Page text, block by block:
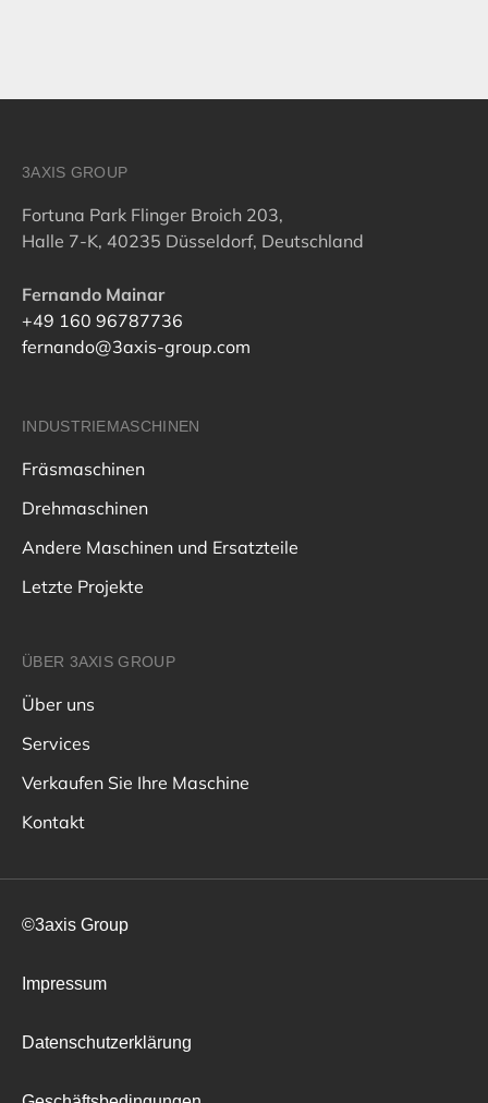
3AXIS GROUP
Fortuna Park Flinger Broich 203,
Halle 7-K, 40235 Düsseldorf, Deutschland
Fernando Mainar
+49 160 96787736
fernando@3axis-group.com
INDUSTRIEMASCHINEN
Fräsmaschinen
Drehmaschinen
Andere Maschinen und Ersatzteile
Letzte Projekte
ÜBER 3AXIS GROUP
Über uns
Services
Verkaufen Sie Ihre Maschine
Kontakt
©3axis Group
Impressum
Datenschutzerklärung